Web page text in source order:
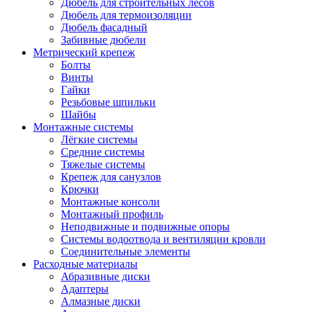
Дюбель для строительных лесов
Дюбель для термоизоляции
Дюбель фасадный
Забивные дюбели
Метрический крепеж
Болты
Винты
Гайки
Резьбовые шпильки
Шайбы
Монтажные системы
Лёгкие системы
Средние системы
Тяжелые системы
Крепеж для санузлов
Крючки
Монтажные консоли
Монтажный профиль
Неподвижные и подвижные опоры
Системы водоотвода и вентиляции кровли
Соединительные элементы
Расходные материалы
Абразивные диски
Адаптеры
Алмазные диски